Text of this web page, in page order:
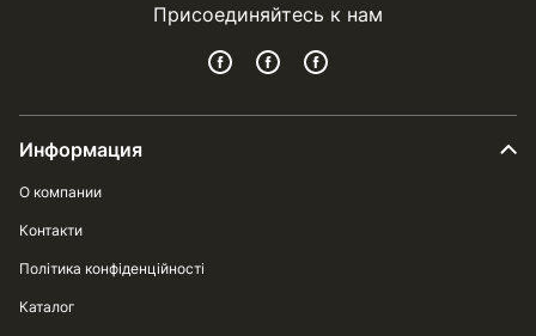
Присоединяйтесь к нам
Информация
О компании
Контакти
Політика конфіденційності
Каталог